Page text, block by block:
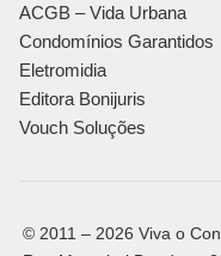
ACGB – Vida Urbana
Condomínios Garantidos
Eletromidia
Editora Bonijuris
Vouch Soluções
© 2011 – 2026 Viva o